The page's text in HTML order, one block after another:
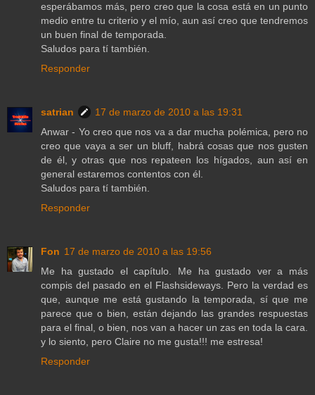
esperábamos más, pero creo que la cosa está en un punto
medio entre tu criterio y el mío, aun así creo que tendremos
un buen final de temporada.
Saludos para tí también.
Responder
satrian
17 de marzo de 2010 a las 19:31
Anwar - Yo creo que nos va a dar mucha polémica, pero no
creo que vaya a ser un bluff, habrá cosas que nos gusten
de él, y otras que nos repateen los hígados, aun así en
general estaremos contentos con él.
Saludos para tí también.
Responder
Fon 17 de marzo de 2010 a las 19:56
Me ha gustado el capítulo. Me ha gustado ver a más
compis del pasado en el Flashsideways. Pero la verdad es
que, aunque me está gustando la temporada, sí que me
parece que o bien, están dejando las grandes respuestas
para el final, o bien, nos van a hacer un zas en toda la cara.
y lo siento, pero Claire no me gusta!!! me estresa!
Responder